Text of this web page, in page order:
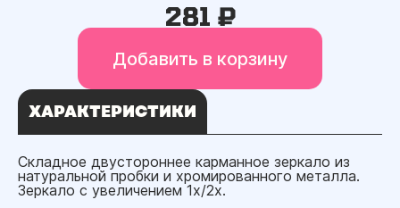
281 ₽
Добавить в корзину
ХАРАКТЕРИСТИКИ
Складное двустороннее карманное зеркало из
натуральной пробки и хромированного металла.
Зеркало с увеличением 1x/2x.